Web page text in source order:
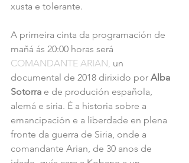
xusta e tolerante.
A primeira cinta da programación de
mañá ás 20:00 horas será
COMANDANTE ARIAN, un
documental de 2018 dirixido por Alba
Sotorra e de produción española,
alemá e siria. É a historia sobre a
emancipación e a liberdade en plena
fronte da guerra de Siria, onde a
comandante Arian, de 30 anos de